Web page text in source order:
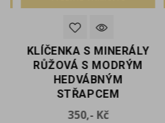
KLÍČENKA S MINERÁLY
RŮŽOVÁ S MODRÝM
HEDVÁBNÝM
STŘAPCEM
350,- KčCena